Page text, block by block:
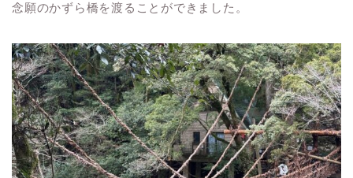
念願のかずら橋を渡ることができました。